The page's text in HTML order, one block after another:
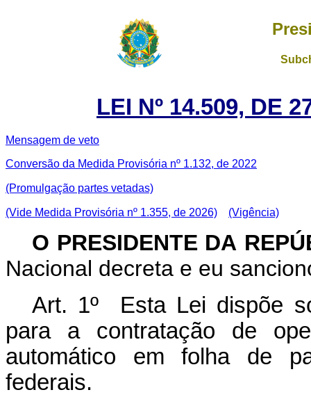
LEI Nº 14.509, DE
Mensagem de veto
Conversão da Medida Provisória nº 1.132, de 2022
(Promulgação partes vetadas)
(Vide Medida Provisória nº 1.355, de 2026)
(Vigência)
O PRESIDENTE DA
Nacional decreta e eu
Art. 1º Esta Lei dispõe
para a contratação de
automático em folha de
federais.